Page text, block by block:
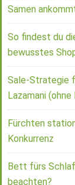
Samen
So findest du
bewusstes
Sale-Strategie
Lazamani
Fürchten
Konkurrenz
Bett fürs
beachten?